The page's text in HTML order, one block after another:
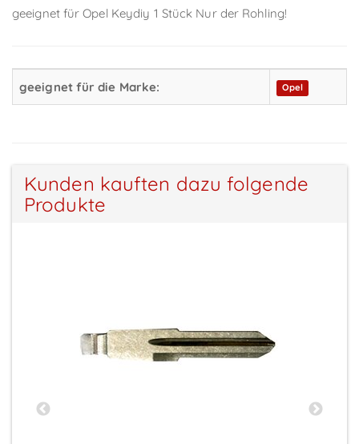
geeignet für Opel Keydiy 1 Stück Nur der Rohling!
geeignet für die Marke: Opel
Kunden kauften dazu folgende
Produkte